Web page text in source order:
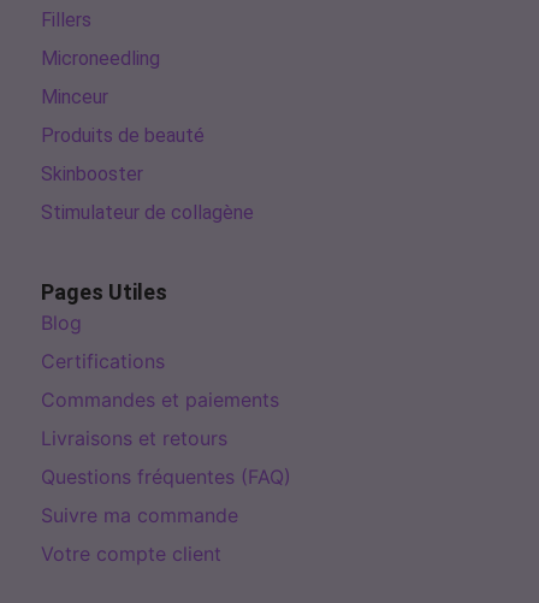
Fillers
Microneedling
Minceur
Produits de beauté
Skinbooster
Stimulateur de collagène
Pages Utiles
Blog
Certifications
Commandes et paiements
Livraisons et retours
Questions fréquentes (FAQ)
Suivre ma commande
Votre compte client